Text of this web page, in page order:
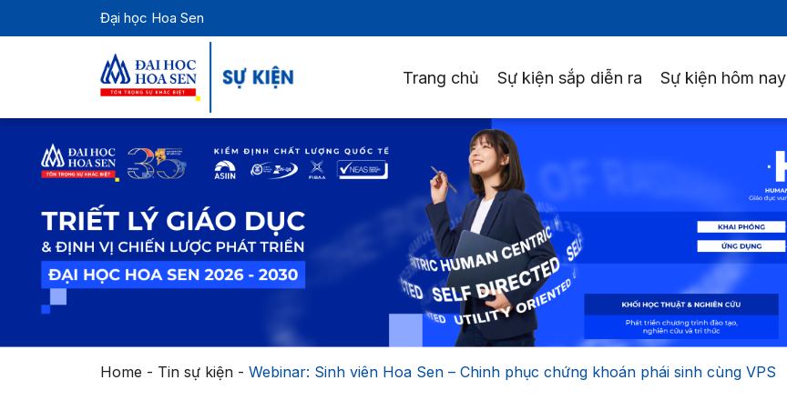
Đại học Hoa Sen
Trang chủ Sự kiện sắp diễn ra Sự kiện hôm nay
Home - Tin sự kiện- Webinar: Sinh viên Hoa Sen – Chinh phục chứng khoán phái sinh cùng VPS